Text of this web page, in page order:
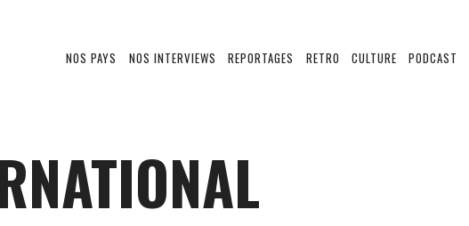
NOS PAYS NOS INTERVIEWS REPORTAGES RETRO CULTURE PODCAST